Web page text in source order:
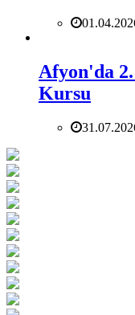
Afyon'da
Kursu